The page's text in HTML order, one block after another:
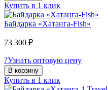
Купить в 1 клик
Байдарка «Хатанга-Fish»
73 300 ₽
?Узнать оптовую цену
В корзину
Купить в 1 клик